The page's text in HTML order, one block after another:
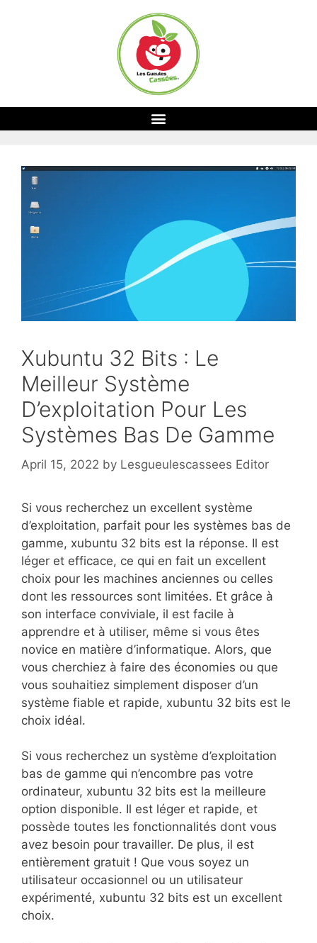
Xubuntu 32 Bits : Le
Meilleur Système
D’exploitation Pour Les
Systèmes Bas De Gamme
April 15, 2022 by Lesgueulescassees Editor
Si vous recherchez un excellent système
d’exploitation, parfait pour les systèmes bas de
gamme, xubuntu 32 bits est la réponse. Il est
léger et efficace, ce qui en fait un excellent
choix pour les machines anciennes ou celles
dont les ressources sont limitées. Et grâce à
son interface conviviale, il est facile à
apprendre et à utiliser, même si vous êtes
novice en matière d’informatique. Alors, que
vous cherchiez à faire des économies ou que
vous souhaitiez simplement disposer d’un
système fiable et rapide, xubuntu 32 bits est le
choix idéal.
Si vous recherchez un système d’exploitation
bas de gamme qui n’encombre pas votre
ordinateur, xubuntu 32 bits est la meilleure
option disponible. Il est léger et rapide, et
possède toutes les fonctionnalités dont vous
avez besoin pour travailler. De plus, il est
entièrement gratuit ! Que vous soyez un
utilisateur occasionnel ou un utilisateur
expérimenté, xubuntu 32 bits est un excellent
choix.